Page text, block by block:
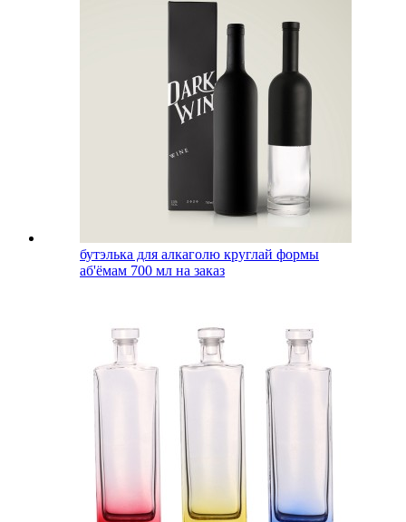
бутэлька для алкаголю круглай формы
аб'ёмам 700 мл на заказ